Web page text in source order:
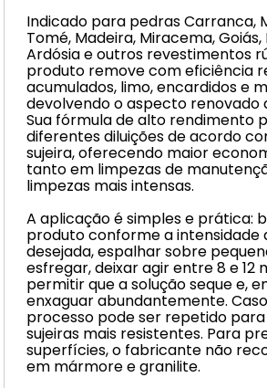
Indicado para pedras Carranca,
Tomé, Madeira, Miracema,
Ardósia e outros revestimentos
produto remove com eficiência
acumulados, limo, encardidos e
devolvendo o aspecto renovado
Sua fórmula de alto rendimento
diferentes diluições de acordo
sujeira, oferecendo maior
tanto em limpezas de
limpezas mais intensas.
A aplicação é simples e prática:
produto conforme a intensidade
desejada, espalhar sobre
esfregar, deixar agir entre 8 e 12
permitir que a solução seque e,
enxaguar abundantemente.
processo pode ser repetido
sujeiras mais resistentes. Para
superfícies, o fabricante não
em mármore e granilite.